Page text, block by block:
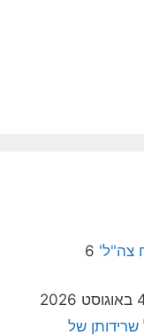
צה"ל' 6
2026
של